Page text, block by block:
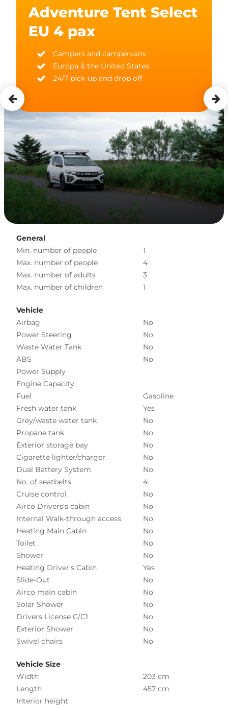
Adventure Tent Select
EU 4 pax
Campers and campervans
Europa & the United States
24/7 pick-up and drop off
General
Min. number of people
1
Max. number of people
4
Max. number of adults
3
Max. number of children
1
Vehicle
Airbag
No
Power Steering
No
Waste Water Tank
No
ABS
No
Power Supply
Engine Capacity
Fuel
Gasoline
Fresh water tank
Yes
Grey/waste water tank
No
Propane tank
No
Exterior storage bay
No
Cigarette lighter/charger
No
Dual Battery System
No
No. of seatbelts
4
Cruise control
No
Airco Drivers's cabin
No
Internal Walk-through access
No
Heating Main Cabin
No
Toilet
No
Shower
No
Heating Driver's Cabin
Yes
Slide-Out
No
Airco main cabin
No
Solar Shower
No
Drivers License C/C1
No
Exterior Shower
No
Swivel chairs
No
Vehicle Size
Width
203 cm
Length
457 cm
Interior height